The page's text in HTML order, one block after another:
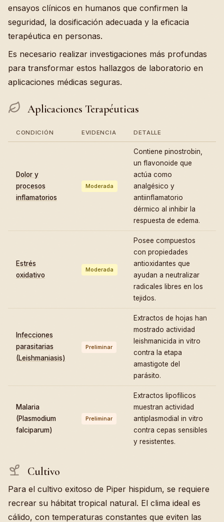
ensayos clínicos en humanos que confirmen la
seguridad, la dosificación adecuada y la eficacia
terapéutica en personas.
Es necesario realizar investigaciones más profundas
para transformar estos hallazgos de laboratorio en
aplicaciones médicas seguras.
Aplicaciones Terapéuticas
CONDICIÓN EVIDENCIA DETALLE
Dolor y
procesos
inflamatorios
Moderada
Contiene pinostrobin,
un flavonoide que
actúa como
analgésico y
antiinflamatorio
dérmico al inhibir la
respuesta de edema.
Estrés
oxidativo
Moderada
Posee compuestos
con propiedades
antioxidantes que
ayudan a neutralizar
radicales libres en los
tejidos.
Infecciones
parasitarias
(Leishmaniasis)
Preliminar
Extractos de hojas han
mostrado actividad
leishmanicida in vitro
contra la etapa
amastigote del
parásito.
Malaria
(Plasmodium
falciparum)
Preliminar
Extractos lipofílicos
muestran actividad
antiplasmodial in vitro
contra cepas sensibles
y resistentes.
Cultivo
Para el cultivo exitoso de Piper hispidum, se requiere
recrear su hábitat tropical natural. El clima ideal es
cálido, con temperaturas constantes que eviten las